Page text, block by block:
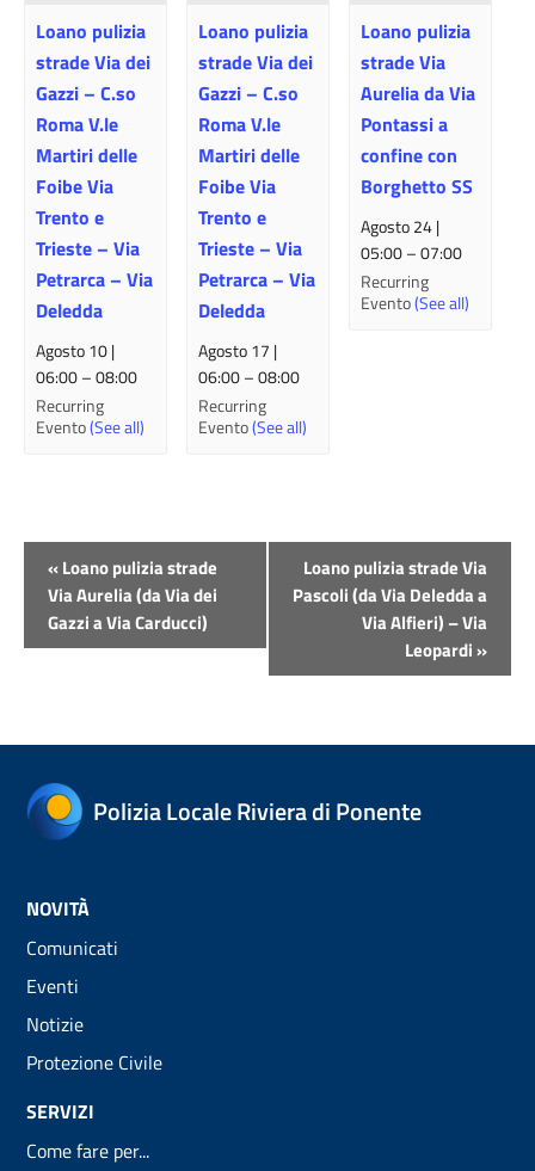
Loano pulizia
strade Via dei
Gazzi – C.so
Roma V.le
Martiri delle
Foibe Via
Trento e
Trieste – Via
Petrarca – Via
Deledda
Agosto 10 |
06:00–08:00
Recurring
Evento(See all)
Loano pulizia
strade Via dei
Gazzi – C.so
Roma V.le
Martiri delle
Foibe Via
Trento e
Trieste – Via
Petrarca – Via
Deledda
Agosto 17 |
06:00–08:00
Recurring
Evento(See all)
Loano pulizia
strade Via
Aurelia da Via
Pontassi a
confine con
Borghetto SS
Agosto 24 |
05:00–07:00
Recurring
Evento(See all)
Evento
Navigazione
«Loano pulizia strade
Via Aurelia (da Via dei
Gazzi a Via Carducci)
Loano pulizia strade Via
Pascoli (da Via Deledda a
Via Alfieri) – Via
Leopardi»
Polizia Locale Riviera di Ponente
NOVITÀ
Comunicati
Eventi
Notizie
Protezione Civile
SERVIZI
Come fare per...